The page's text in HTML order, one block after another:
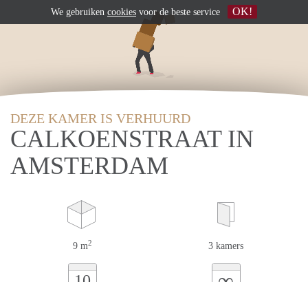
DEZE KAMER IS VERHUURD
CALKOENSTRAAT IN
AMSTERDAM
9 m2 3 kamers
We gebruiken cookies voor de beste service OK!